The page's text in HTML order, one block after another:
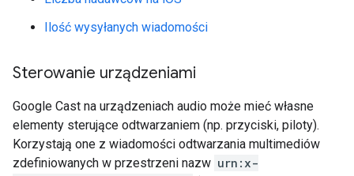
Ilość wysyłanych wiadomości
Sterowanie urządzeniami
Google Cast na urządzeniach audio może mieć własne
elementy sterujące odtwarzaniem (np. przyciski, piloty).
Korzystają one z wiadomości odtwarzania multimediów
zdefiniowanych w przestrzeni nazw urn:x-